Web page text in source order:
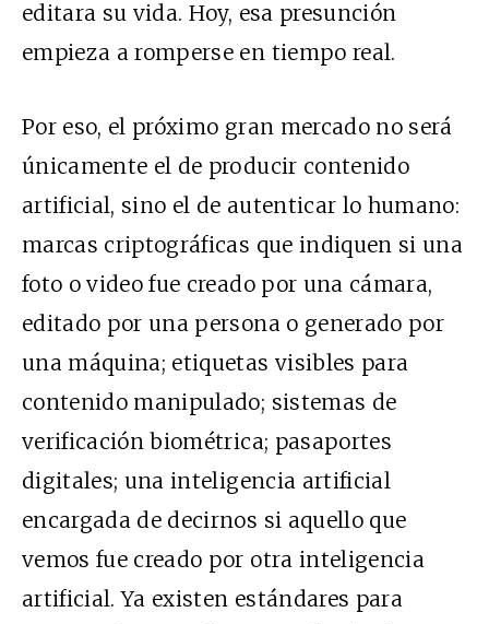
editara su vida. Hoy, esa presunción
empieza a romperse en tiempo real.
Por eso, el próximo gran mercado no será
únicamente el de producir contenido
artificial, sino el de autenticar lo humano:
marcas criptográficas que indiquen si una
foto o video fue creado por una cámara,
editado por una persona o generado por
una máquina; etiquetas visibles para
contenido manipulado; sistemas de
verificación biométrica; pasaportes
digitales; una inteligencia artificial
encargada de decirnos si aquello que
vemos fue creado por otra inteligencia
artificial. Ya existen estándares para